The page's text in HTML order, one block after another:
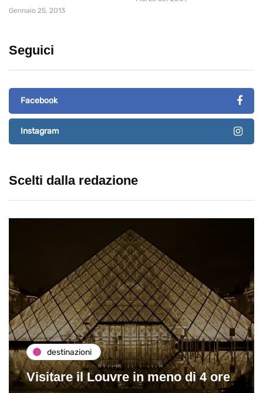
Gennaio 25, 2013
Seguici
Facebook
Instagram
Scelti dalla redazione
destinazioni
Visitare il Louvre in meno di 4 ore